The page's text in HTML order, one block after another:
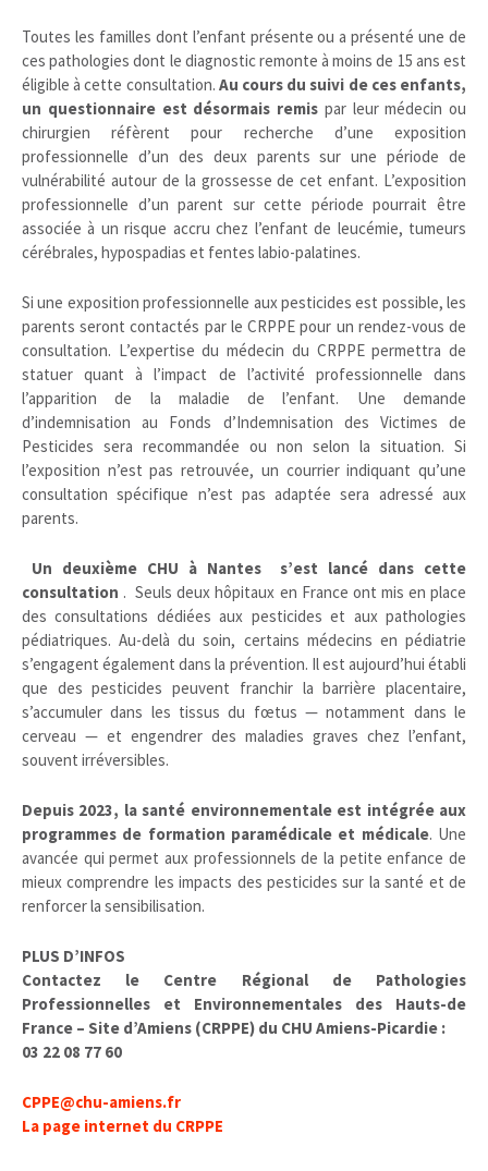
Toutes les familles dont l’enfant présente ou a présenté une de
ces pathologies dont le diagnostic remonte à moins de 15 ans est
éligible à cette consultation. Au cours du suivi de ces enfants,
un questionnaire est désormais remis par leur médecin ou
chirurgien réfèrent pour recherche d’une exposition
professionnelle d’un des deux parents sur une période de
vulnérabilité autour de la grossesse de cet enfant. L’exposition
professionnelle d’un parent sur cette période pourrait être
associée à un risque accru chez l’enfant de leucémie, tumeurs
cérébrales, hypospadias et fentes labio-palatines.
Si une exposition professionnelle aux pesticides est possible, les
parents seront contactés par le CRPPE pour un rendez-vous de
consultation. L’expertise du médecin du CRPPE permettra de
statuer quant à l’impact de l’activité professionnelle dans
l’apparition de la maladie de​ l’enfant. Une demande
d’indemnisation au Fonds d’Indemnisation des Victimes de
Pesticides sera recommandée ou non selon la situation. Si
l’exposition n’est pas retrouvée, un courrier indiquant qu’une
consultation spécifique n’est pas adaptée sera adressé aux
parents.
Un deuxième CHU à Nantes s’est lancé dans cette
consultation . Seuls deux hôpitaux en France ont mis en place
des consultations dédiées aux pesticides et aux pathologies
pédiatriques. Au-delà du soin, certains médecins en pédiatrie
s’engagent également dans la prévention. Il est aujourd’hui établi
que des pesticides peuvent franchir la barrière placentaire,
s’accumuler dans les tissus du fœtus — notamment dans le
cerveau — et engendrer des maladies graves chez l’enfant,
souvent irréversibles.
Depuis 2023, la santé environnementale est intégrée aux
programmes de formation paramédicale et médicale. Une
avancée qui permet aux professionnels de la petite enfance de
mieux comprendre les impacts des pesticides sur la santé et de
renforcer la sensibilisation.
PLUS D’INFOS
Contactez le Centre Régional de Pathologies
Professionnelles et Environnementales des Hauts-de
France – Site d’Amiens (CRPPE) du CHU Amiens-Picardie :
03 22 08 77 60
CPPE@chu-amiens.fr
La page internet du CRPPE